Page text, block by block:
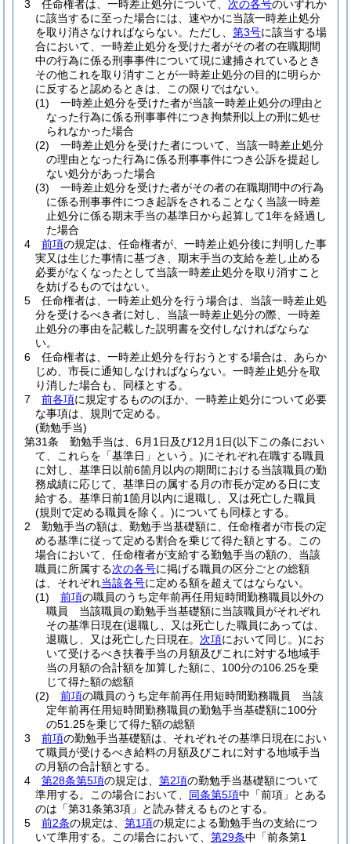
3
任命権者は、一時差止処分について、 次の各号のいずれか
に該当するに至った場合には、速やかに当該一時差止処分
を取り消さなければならない。 ただし、 第3号に該当する場
合において、一時差止処分を受けた者がその者の在職期間
中の行為に係る刑事事件について現に逮捕されているとき
その他これを取り消すことが一時差止処分の目的に明らか
に反すると認めるときは、この限りではない。
(1)
一時差止処分を受けた者が当該一時差止処分の理由と
なった行為に係る刑事事件につき拘禁刑以上の刑に処せ
られなかった場合
(2)
一時差止処分を受けた者について、当該一時差止処分
の理由となった行為に係る刑事事件につき公訴を提起し
ない処分があった場合
(3)
一時差止処分を受けた者がその者の在職期間中の行為
に係る刑事事件につき起訴をされることなく当該一時差
止処分に係る期末手当の基準日から起算して1年を経過し
た場合
4
前項の規定は、任命権者が、一時差止処分後に判明した事
実又は生じた事情に基づき、期末手当の支給を差し止める
必要がなくなったとして当該一時差止処分を取り消すこと
を妨げるものではない。
5
任命権者は、一時差止処分を行う場合は、当該一時差止処
分を受けるべき者に対し、当該一時差止処分の際、一時差
止処分の事由を記載した説明書を交付しなければならな
い。
6
任命権者は、一時差止処分を行おうとする場合は、あらか
じめ、市長に通知しなければならない。 一時差止処分を取
り消した場合も、同様とする。
7
前各項に規定するもののほか、一時差止処分について必要
な事項は、規則で定める。
(勤勉手当)
第31条
勤勉手当は、6月1日及び12月1日(以下この条におい
て、これらを「基準日」という。)にそれぞれ在職する職員
に対し、基準日以前6箇月以内の期間における当該職員の勤
務成績に応じて、基準日の属する月の市長が定める日に支
給する。 基準日前1箇月以内に退職し、又は死亡した職員
(規則で定める職員を除く。)についても同様とする。
2
勤勉手当の額は、勤勉手当基礎額に、任命権者が市長の定
める基準に従って定める割合を乗じて得た額とする。
この
場合において、任命権者が支給する勤勉手当の額の、当該
職員に所属する次の各号に掲げる職員の区分ごとの総額
は、それぞれ当該各号に定める額を超えてはならない。
(1)
前項の職員のうち定年前再任用短時間勤務職員以外の
職員 当該職員の勤勉手当基礎額に当該職員がそれぞれ
その基準日現在(退職し、又は死亡した職員にあっては、
退職し、又は死亡した日現在。 次項において同じ。)にお
いて受けるべき扶養手当の月額及びこれに対する地域手
当の月額の合計額を加算した額に、100分の106.25を乗
じて得た額の総額
(2)
前項の職員のうち定年前再任用短時間勤務職員 当該
定年前再任用短時間勤務職員の勤勉手当基礎額に100分
の51.25を乗じて得た額の総額
3
前項の勤勉手当基礎額は、それぞれその基準日現在におい
て職員が受けるべき給料の月額及びこれに対する地域手当
の月額の合計額とする。
4
第28条第5項の規定は、 第2項の勤勉手当基礎額について
準用する。
この場合において、 同条第5項中「前項」とある
のは「第31条第3項」と読み替えるものとする。
5
前2条の規定は、 第1項の規定による勤勉手当の支給につ
いて準用する。
この場合において、 第29条中「前条第1